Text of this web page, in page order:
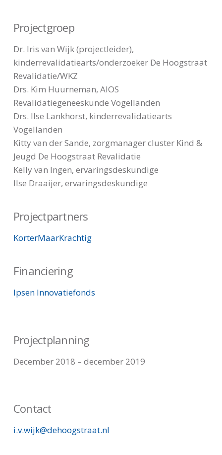
Projectgroep
Dr. Iris van Wijk (projectleider),
kinderrevalidatiearts/onderzoeker De Hoogstraat
Revalidatie/WKZ
Drs. Kim Huurneman, AIOS
Revalidatiegeneeskunde Vogellanden
Drs. Ilse Lankhorst, kinderrevalidatiearts
Vogellanden
Kitty van der Sande, zorgmanager cluster Kind &
Jeugd De Hoogstraat Revalidatie
Kelly van Ingen, ervaringsdeskundige
Ilse Draaijer, ervaringsdeskundige
Projectpartners
KorterMaarKrachtig
Financiering
Ipsen Innovatiefonds
Projectplanning
December 2018 – december 2019
Contact
i.v.wijk@dehoogstraat.nl